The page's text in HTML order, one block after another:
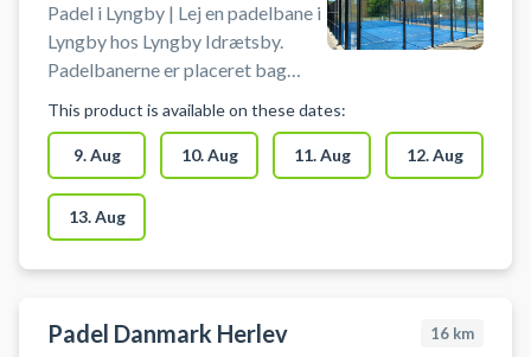
Padel i Lyngby | Lej en padelbane i
Lyngby hos Lyngby Idrætsby.
Padelbanerne er placeret bag
atletikbanen. Omklædning i
forbindelse med din padel tennis
kamp foregår i Lyngby-Idrætsby.
Gratis parkering - spil padel tennis
uanset om du kommer fra Lyngby,
Klampenborg eller anden naboby.
spil padel tennis på udendørsbaner
This product is available on these dates:
9. Aug 10. Aug 11. Aug 12. Aug
13. Aug
Padel Danmark Herlev 16 km